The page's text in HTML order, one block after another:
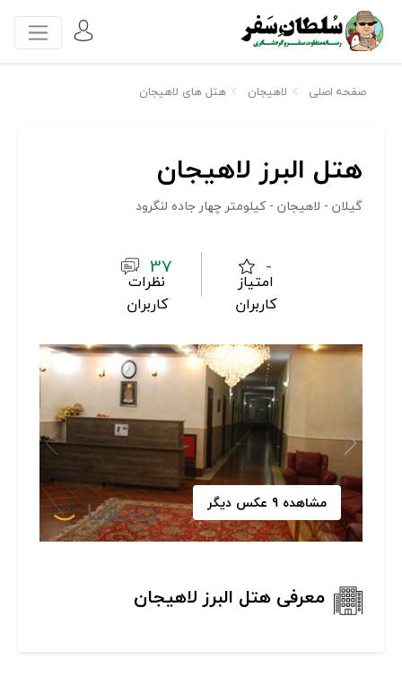
صفحه اصلی لاهیجان هتل های لاهیجان
هتل البرز لاهیجان
گیلان - لاهیجان - کیلومتر چهار جاده لنگرود
-
امتیاز
کاربران
37
نظرات
کاربران
مشاهده 9 عکس دیگر
معرفی هتل البرز لاهیجان